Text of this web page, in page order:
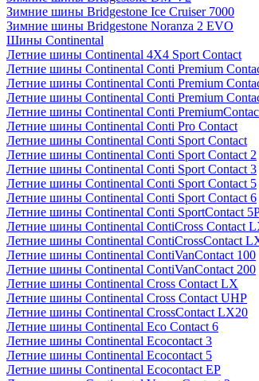
Зимние шины Bridgestone Ice Cruiser 7000
Зимние шины Bridgestone Noranza 2 EVO
Шины Continental
Летние шины Continental 4X4 Sport Contact
Летние шины Continental Conti Premium
Летние шины Continental Conti Premium
Летние шины Continental Conti Premium
Летние шины Continental Conti
Летние шины Continental Conti Pro Contact
Летние шины Continental Conti Sport Contact
Летние шины Continental Conti Sport Contact 2
Летние шины Continental Conti Sport Contact 3
Летние шины Continental Conti Sport Contact 5
Летние шины Continental Conti Sport Contact 6
Летние шины Continental Conti SportContact
Летние шины Continental ContiCross Contact
Летние шины Continental ContiCrossContact
Летние шины Continental ContiVanContact 100
Летние шины Continental ContiVanContact 200
Летние шины Continental Cross Contact LX
Летние шины Continental Cross Contact UHP
Летние шины Continental CrossContact LX20
Летние шины Continental Eco Contact 6
Летние шины Continental Ecocontact 3
Летние шины Continental Ecocontact 5
Летние шины Continental Ecocontact EP